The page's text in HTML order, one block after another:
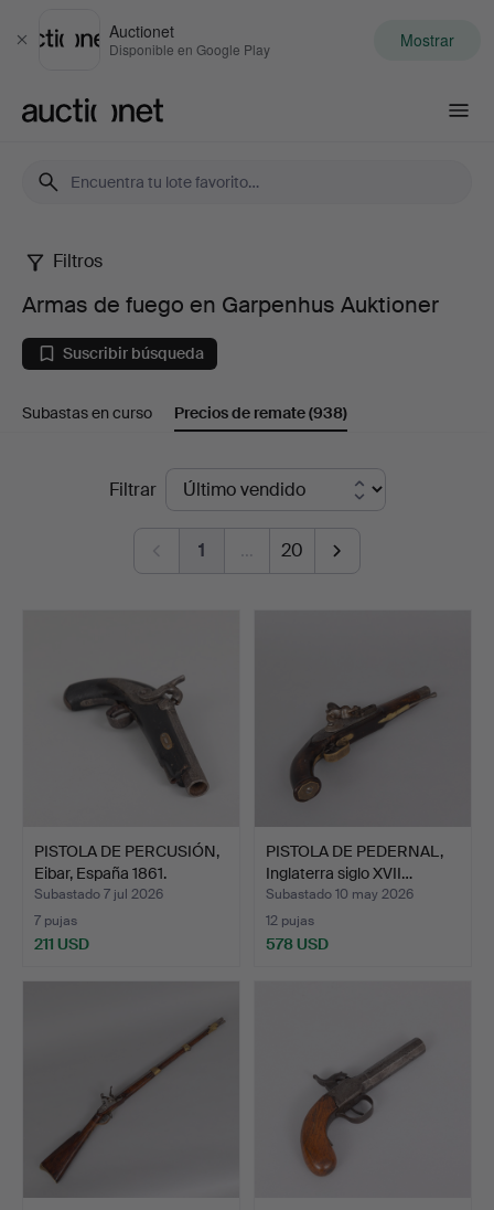
Cerrar
Auctionet
Disponible en Google Play Mostrar
Armas
de
fuego
en
Garpenhus
Auktioner
Filtros
Armas de fuego en Garpenhus Auktioner
Suscribir búsqueda
Subastas en curso Precios de remate(938)
Filtrar
1 … 20
PISTOLA DE PERCUSIÓN,
Eibar, España 1861.
Subastado 7 jul 2026
7 pujas
211 USD
PISTOLA DE PEDERNAL,
Inglaterra siglo XVII…
Subastado 10 may 2026
12 pujas
578 USD